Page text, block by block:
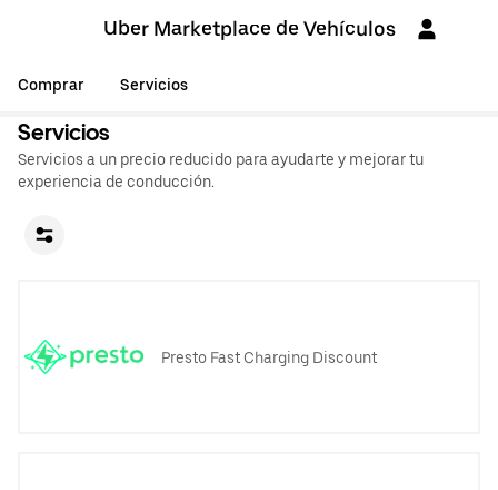
Uber Marketplace de Vehículos
Comprar Servicios
Servicios
Servicios a un precio reducido para ayudarte y mejorar tu
experiencia de conducción.
Presto Fast Charging Discount